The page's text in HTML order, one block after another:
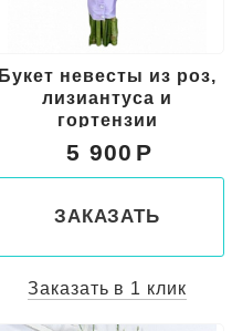
Букет невесты из роз,
лизиантуса и
гортензии
5 900
ЗАКАЗАТЬ
Заказать в 1 клик